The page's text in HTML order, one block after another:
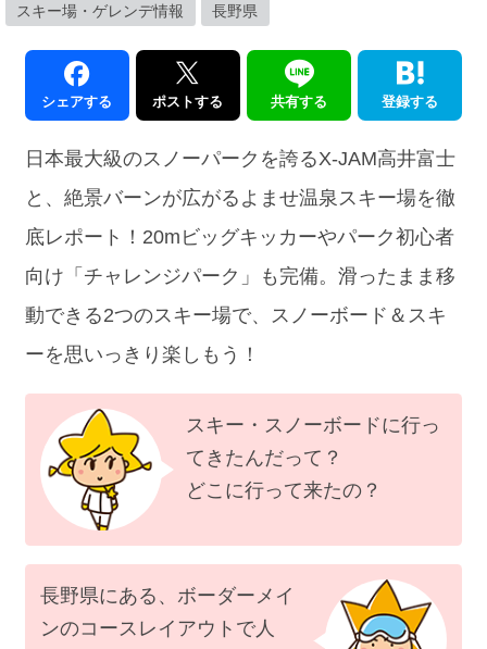
スキー場・ゲレンデ情報 長野県
シェアする ポストする 共有する 登録する
日本最大級のスノーパークを誇るX-JAM高井富士
と、絶景バーンが広がるよませ温泉スキー場を徹
底レポート！20mビッグキッカーやパーク初心者
向け「チャレンジパーク」も完備。滑ったまま移
動できる2つのスキー場で、スノーボード＆スキ
ーを思いっきり楽しもう！
スキー・スノーボードに行っ
てきたんだって？
どこに行って来たの？
長野県にある、ボーダーメイ
ンのコースレイアウトで人